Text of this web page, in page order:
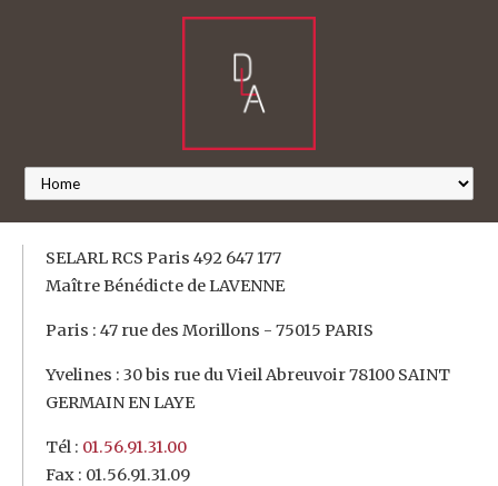
SELARL RCS Paris 492 647 177
Maître Bénédicte de LAVENNE
Paris : 47 rue des Morillons - 75015 PARIS
Yvelines : 30 bis rue du Vieil Abreuvoir 78100 SAINT
GERMAIN EN LAYE
Tél : 01.56.91.31.00
Fax : 01.56.91.31.09